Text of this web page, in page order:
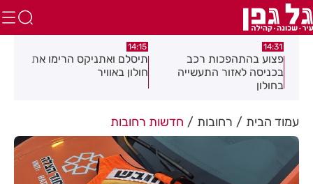
14:31
פצוע בהתהפכות רכב
בכניסה לאזור התעשייה
בחולון
14:15
תיסלם ואתניקס הרימו את
חולון באוויר
עמוד הבית רחובות חדשות רחובות